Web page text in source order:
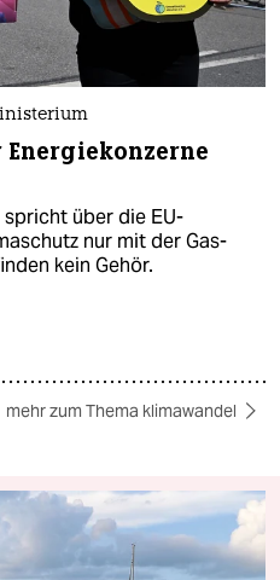
über die EU-
nur mit der Gas-
kein Gehör.
mehr zum Thema klimawandel